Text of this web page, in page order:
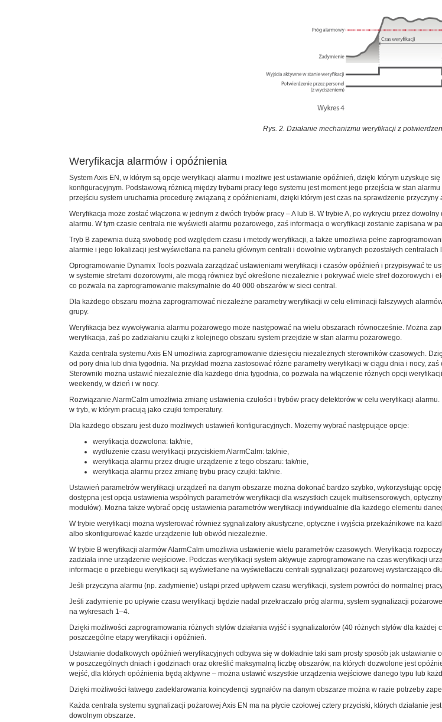
Rys. 2. Działanie mechanizmu weryfikacji z
Weryfikacja alarmów i opóźnienia
System Axis EN, w którym są opcje weryfikacji alarmu i możliwe jest ustawianie opóźnień, dzięki którym uzyskuje
konfiguracyjnym. Podstawową różnicą między trybami pracy tego systemu jest moment jego przejścia w stan
przejściu system uruchamia procedurę związaną z opóźnieniami, dzięki którym jest czas na sprawdzenie
Weryfikacja może zostać włączona w jednym z dwóch trybów pracy – A lub B. W trybie A, po wykryciu przez
alarmu. W tym czasie centrala nie wyświetli alarmu pożarowego, zaś informacja o weryfikacji zostanie zapisana w
Tryb B zapewnia dużą swobodę pod względem czasu i metody weryfikacji, a także umożliwia pełne
alarmie i jego lokalizacji jest wyświetlana na panelu głównym centrali i dowolnie wybranych pozostałych
Oprogramowanie Dynamix Tools pozwala zarządzać ustawieniami weryfikacji i czasów opóźnień i przypisywać te
w systemie strefami dozorowymi, ale mogą również być określone niezależnie i pokrywać wiele stref dozorowych i
co pozwala na zaprogramowanie maksymalnie do 40 000 obszarów w sieci central.
Dla każdego obszaru można zaprogramować niezależne parametry weryfikacji w celu eliminacji fałszywych
grupy.
Weryfikacja bez wywoływania alarmu pożarowego może następować na wielu obszarach równocześnie. Można
weryfikacja, zaś po zadziałaniu czujki z kolejnego obszaru system przejdzie w stan alarmu pożarowego.
Każda centrala systemu Axis EN umożliwia zaprogramowanie dziesięciu niezależnych sterowników czasowych.
od pory dnia lub dnia tygodnia. Na przykład można zastosować różne parametry weryfikacji w ciągu dnia i nocy,
Sterowniki można ustawić niezależnie dla każdego dnia tygodnia, co pozwala na włączenie różnych opcji
weekendy, w dzień i w nocy.
Rozwiązanie AlarmCalm umożliwia zmianę ustawienia czułości i trybów pracy detektorów w celu weryfikacji
w tryb, w którym pracują jako czujki temperatury.
Dla każdego obszaru jest dużo możliwych ustawień konfiguracyjnych. Możemy wybrać następujące opcje:
weryfikacja dozwolona: tak/nie,
wydłużenie czasu weryfikacji przyciskiem AlarmCalm: tak/nie,
weryfikacja alarmu przez drugie urządzenie z tego obszaru: tak/nie,
weryfikacja alarmu przez zmianę trybu pracy czujki: tak/nie.
Ustawień parametrów weryfikacji urządzeń na danym obszarze można dokonać bardzo szybko, wykorzystując
dostępna jest opcja ustawienia wspólnych parametrów weryfikacji dla wszystkich czujek multisensorowych,
modułów). Można także wybrać opcję ustawienia parametrów weryfikacji indywidualnie dla każdego elementu
W trybie weryfikacji można wysterować również sygnalizatory akustyczne, optyczne i wyjścia przekaźnikowe na
albo skonfigurować każde urządzenie lub obwód niezależnie.
W trybie B weryfikacji alarmów AlarmCalm umożliwia ustawienie wielu parametrów czasowych. Weryfikacja
zadziała inne urządzenie wejściowe. Podczas weryfikacji system aktywuje zaprogramowane na czas weryfikacji
informacje o przebiegu weryfikacji są wyświetlane na wyświetlaczu centrali sygnalizacji pożarowej wystarczająco
Jeśli przyczyna alarmu (np. zadymienie) ustąpi przed upływem czasu weryfikacji, system powróci do normalnej
Jeśli zadymienie po upływie czasu weryfikacji będzie nadal przekraczało próg alarmu, system sygnalizacji
na wykresach 1–4.
Dzięki możliwości zaprogramowania różnych stylów działania wyjść i sygnalizatorów (40 różnych stylów dla każdej
poszczególne etapy weryfikacji i opóźnień.
Ustawianie dodatkowych opóźnień weryfikacyjnych odbywa się w dokładnie taki sam prosty sposób jak
w poszczególnych dniach i godzinach oraz określić maksymalną liczbę obszarów, na których dozwolone jest
wejść, dla których opóźnienia będą aktywne – można ustawić wszystkie urządzenia wejściowe danego typu lub
Dzięki możliwości łatwego zadeklarowania koincydencji sygnałów na danym obszarze można w razie potrzeby
Każda centrala systemu sygnalizacji pożarowej Axis EN ma na płycie czołowej cztery przyciski, których działanie
dowolnym obszarze.